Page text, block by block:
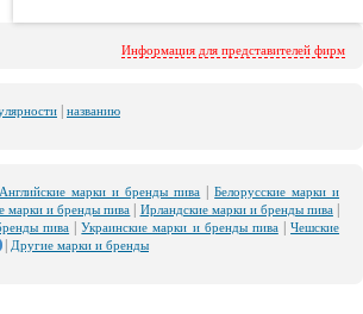
Информация для представителей фирм
названию
Английские марки и бренды пива |Белорусские марки и
марки и бренды пива Ирландские марки и бренды пива|
пива |Украинские марки и бренды пива|Чешские
| Другие марки и бренды